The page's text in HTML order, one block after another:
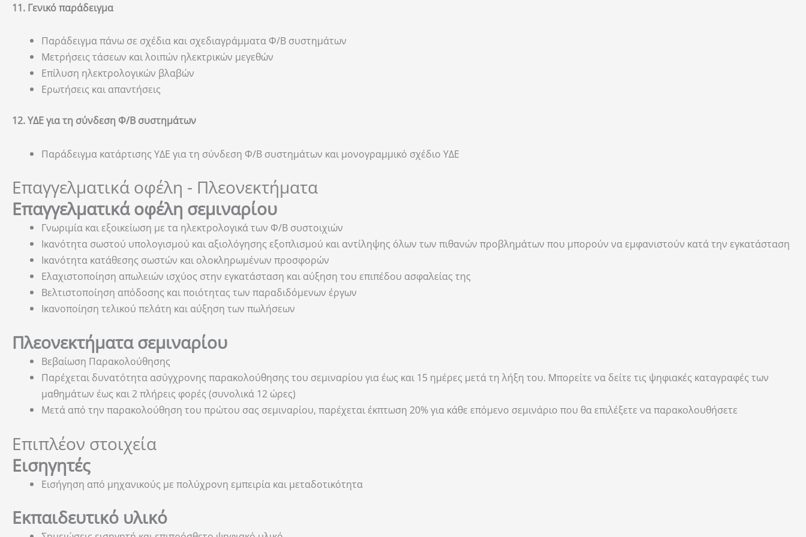
11. Γενικό παράδειγμα
Παράδειγμα πάνω σε σχέδια και σχεδιαγράμματα Φ/Β συστημάτων
Μετρήσεις τάσεων και λοιπών ηλεκτρικών μεγεθών
Επίλυση ηλεκτρολογικών βλαβών
Ερωτήσεις και απαντήσεις
12. ΥΔΕ για τη σύνδεση Φ/Β συστημάτων
Παράδειγμα κατάρτισης ΥΔΕ για τη σύνδεση Φ/Β συστημάτων και μονογραμμικό σχέδιο ΥΔΕ
Επαγγελματικά οφέλη - Πλεονεκτήματα
Επαγγελματικά οφέλη σεμιναρίου
Γνωριμία και εξοικείωση με τα ηλεκτρολογικά των Φ/Β συστοιχιών
Ικανότητα σωστού υπολογισμού και αξιολόγησης εξοπλισμού και αντίληψης όλων των πιθανών προβλημάτων που μπορούν να εμφανιστούν κατά την εγκατάσταση
Ικανότητα κατάθεσης σωστών και ολοκληρωμένων προσφορών
Ελαχιστοποίηση απωλειών ισχύος στην εγκατάσταση και αύξηση του επιπέδου ασφαλείας της
Βελτιστοποίηση απόδοσης και ποιότητας των παραδιδόμενων έργων
Ικανοποίηση τελικού πελάτη και αύξηση των πωλήσεων
Πλεονεκτήματα σεμιναρίου
Βεβαίωση Παρακολούθησης
Παρέχεται δυνατότητα ασύγχρονης παρακολούθησης του σεμιναρίου για έως και 15 ημέρες μετά τη λήξη του. Μπορείτε να δείτε τις ψηφιακές καταγραφές των
μαθημάτων έως και 2 πλήρεις φορές (συνολικά 12 ώρες)
Μετά από την παρακολούθηση του πρώτου σας σεμιναρίου, παρέχεται έκπτωση 20% για κάθε επόμενο σεμινάριο που θα επιλέξετε να παρακολουθήσετε
Επιπλέον στοιχεία
Εισηγητές
Εισήγηση από μηχανικούς με πολύχρονη εμπειρία και μεταδοτικότητα
Εκπαιδευτικό υλικό